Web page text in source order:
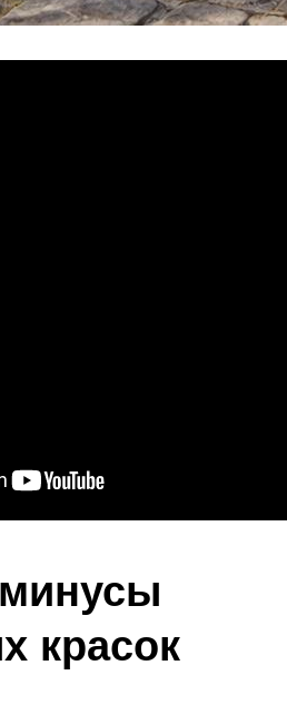
красок